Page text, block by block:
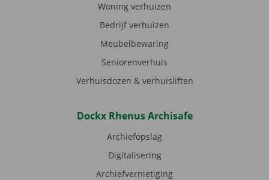
Woning verhuizen
Bedrijf verhuizen
Meubelbewaring
Seniorenverhuis
Verhuisdozen & verhuisliften
Dockx Rhenus Archisafe
Archiefopslag
Digitalisering
Archiefvernietiging